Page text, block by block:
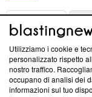
ABOUT
Questa sezione
News, sui nostri
creare news di
Utilizziamo i cookie e
personalizzato rispetto
nostro traffico.
occupano di analisi dei
informazioni sul tuo